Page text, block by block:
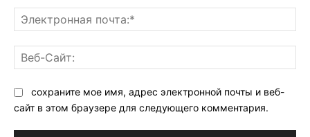
сохраните мое имя, адрес электронной почты и веб-
сайт в этом браузере для следующего комментария.